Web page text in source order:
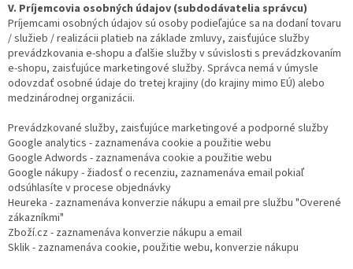
V. Príjemcovia osobných údajov (subdodávatelia správcu)
Príjemcami osobných údajov sú osoby podieľajúce sa na dodaní tovaru
/ služieb / realizácii platieb na základe zmluvy, zaisťujúce služby
prevádzkovania e-shopu a ďalšie služby v súvislosti s prevádzkovaním
e-shopu, zaisťujúce marketingové služby. Správca nemá v úmysle
odovzdať osobné údaje do tretej krajiny (do krajiny mimo EÚ) alebo
medzinárodnej organizácii.
Prevádzkované služby, zaisťujúce marketingové a podporné služby
Google analytics - zaznamenáva cookie a použitie webu
Google Adwords - zaznamenáva cookie a použitie webu
Google nákupy - žiadosť o recenziu, zaznamenáva email pokiaľ
odsúhlasíte v procese objednávky
Heureka - zaznamenáva konverzie nákupu a email pre službu "Overené
zákazníkmi"
Zboží.cz - zaznamenáva konverzie nákupu a email
Sklik - zaznamenáva cookie, použitie webu, konverzie nákupu